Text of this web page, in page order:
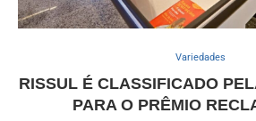
Variedades
RISSUL É CLASSIFICADO
PARA O PRÊMIO